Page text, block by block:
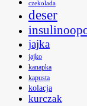
czekolada
deser
jajka
jajko
kanapka
kapusta
kolacja
kurczak